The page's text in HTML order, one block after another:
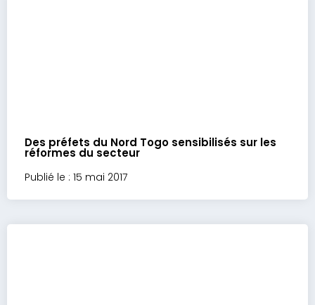
Des préfets du Nord Togo sensibilisés sur les
réformes du secteur
Publié le : 15 mai 2017